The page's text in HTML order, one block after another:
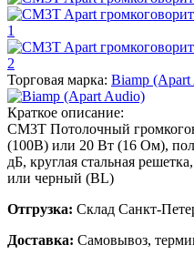
Торговая марка: Biamp
Краткое описание:
CM3T Потолочный
(100В) или 20 Вт (16 Ом),
дБ, круглая стальная
или черный (BL)
Отгрузка: Склад Санкт-
Доставка: Самовывоз,